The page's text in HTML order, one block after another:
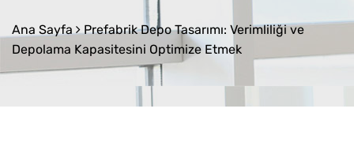
Ana Sayfa
Prefabrik Depo Tasarımı: Verimliliği ve
Depolama Kapasitesini Optimize Etmek